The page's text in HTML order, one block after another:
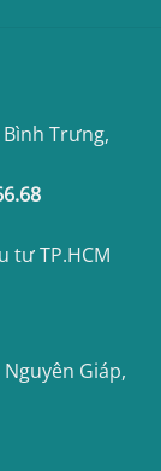
Trưng,
tư TP.HCM
Giáp,